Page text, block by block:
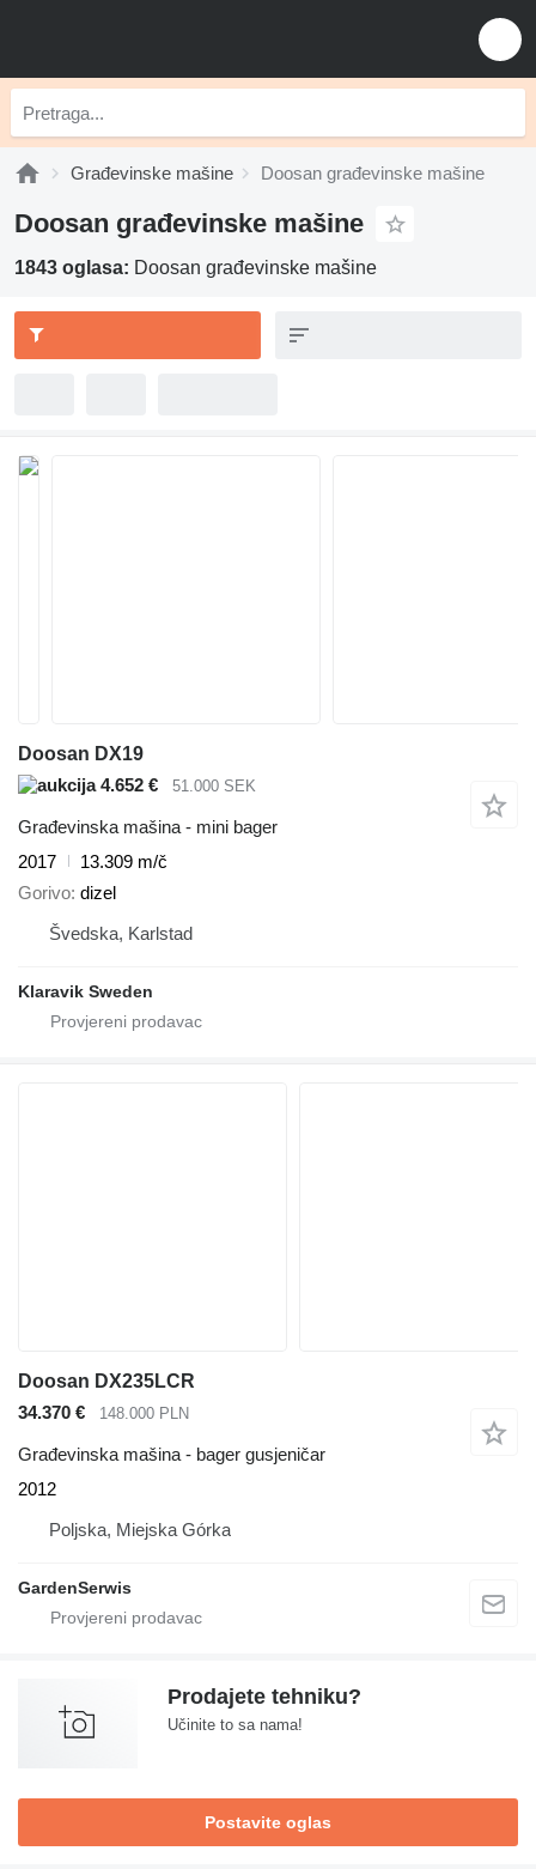
Građevinske mašine Doosan građevinske mašine
Doosan građevinske mašine
1843 oglasa: Doosan građevinske mašine
Doosan DX19
4.652 €
51.000 SEK
Građevinska mašina - mini bager
2017
13.309 m/č
Gorivo dizel
Švedska, Karlstad
Klaravik Sweden
Doosan DX235LCR
34.370 €
148.000 PLN
Građevinska mašina - bager gusjeničar
2012
Poljska, Miejska Górka
GardenSerwis
Prodajete tehniku?
Učinite to sa nama!
Postavite oglas